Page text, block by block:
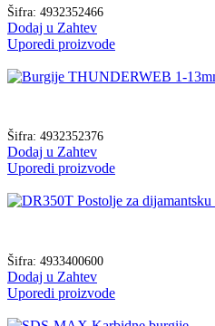
Šifra: 4932352466
Dodaj u Zahtev
Uporedi proizvode
Šifra: 4932352376
Dodaj u Zahtev
Uporedi proizvode
Šifra: 4933400600
Dodaj u Zahtev
Uporedi proizvode